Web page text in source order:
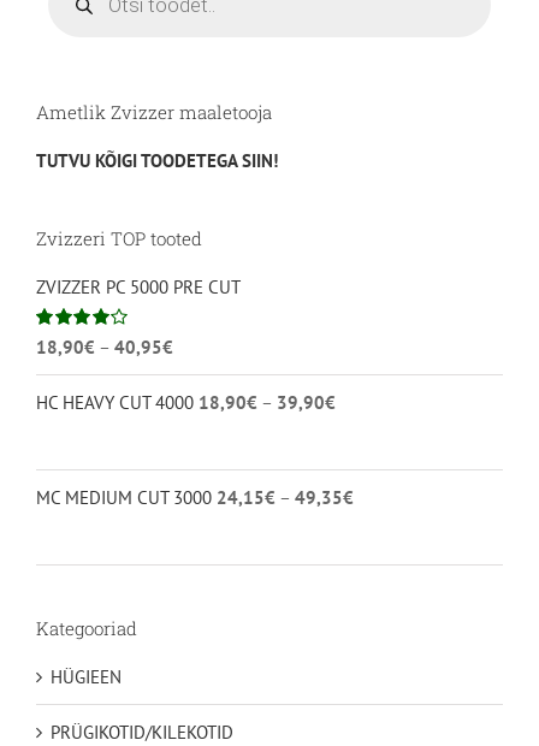
Ametlik Zvizzer maaletooja
TUTVU KÕIGI TOODETEGA SIIN!
Zvizzeri TOP tooted
ZVIZZER PC 5000 PRE CUT
Hinnanguga
4.00
18,90€ – 40,95€
18,90€
kuni
HC HEAVY CUT 4000 18,90€ – 39,90€
39,90€
MC MEDIUM CUT 3000 24,15€ – 49,35€
Kategooriad
HÜGIEEN
PRÜGIKOTID/KILEKOTID